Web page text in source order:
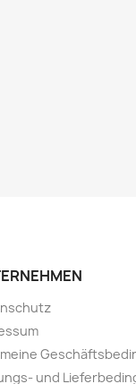
und